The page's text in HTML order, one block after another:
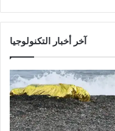
آخر أخبار التكنولوجيا